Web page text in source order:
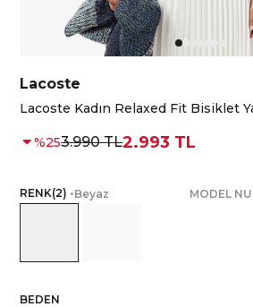
Lacoste
Lacoste Kadın Relaxed Fit Bisiklet
%253.990 TL2.993 TL
RENK(2) •Beyaz MODEL
BEDEN